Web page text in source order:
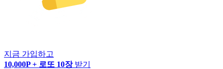
지금 가입하고
10,000P + 로또 10장 받기